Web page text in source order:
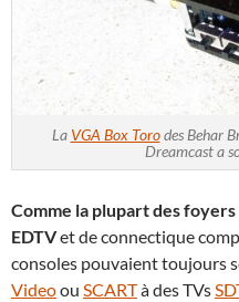
La VGA Box Torodes Behar
Dreamcast a
Comme la plupart des foyers
EDTVet de connectique
consoles pouvaient toujours
Videoou SCARTà des TVs